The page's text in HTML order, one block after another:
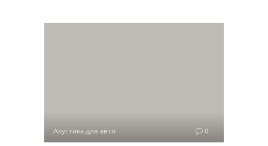
Акустика для авто 0